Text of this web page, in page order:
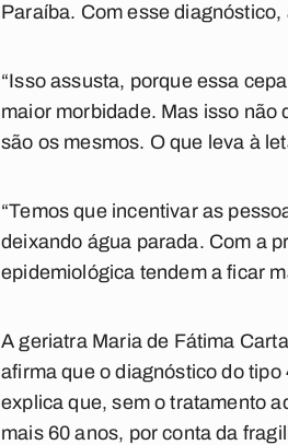
Paraíba. Com esse
“Isso assusta, porque essa
maior morbidade. Mas isso não
são os mesmos. O que leva à
“Temos que incentivar as
deixando água parada. Com a
epidemiológica tendem a ficar
A geriatra Maria de Fátima
afirma que o diagnóstico do
explica que, sem o tratamento
mais 60 anos, por conta da